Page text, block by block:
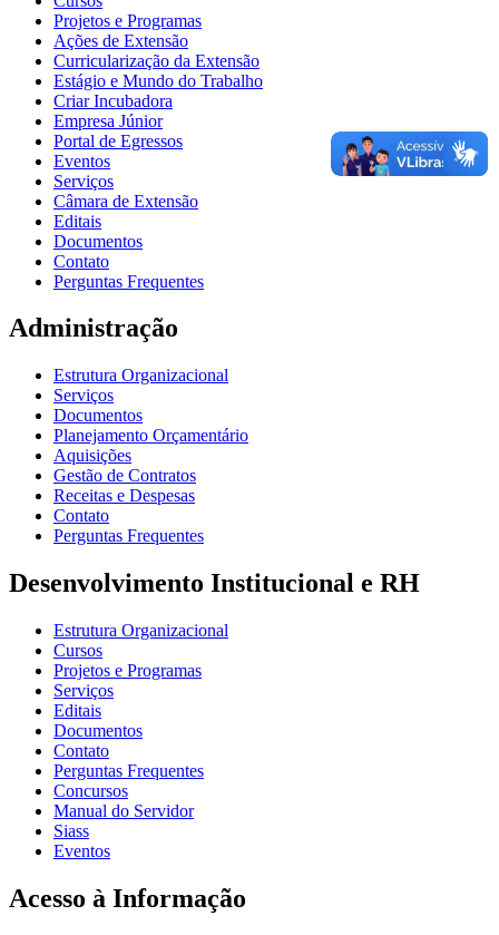
Projetos e Programas
Ações de Extensão
Curricularização da Extensão
Estágio e Mundo do Trabalho
Criar Incubadora
Empresa Júnior
Portal de Egressos
Eventos
Serviços
Câmara de Extensão
Editais
Documentos
Contato
Perguntas Frequentes
Administração
Estrutura Organizacional
Serviços
Documentos
Planejamento Orçamentário
Aquisições
Gestão de Contratos
Receitas e Despesas
Contato
Perguntas Frequentes
Desenvolvimento Institucional e RH
Estrutura Organizacional
Cursos
Projetos e Programas
Serviços
Editais
Documentos
Contato
Perguntas Frequentes
Concursos
Manual do Servidor
Siass
Eventos
Acesso à Informação